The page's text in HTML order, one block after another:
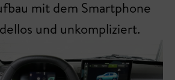
mit dem Smartphone
und unkompliziert.